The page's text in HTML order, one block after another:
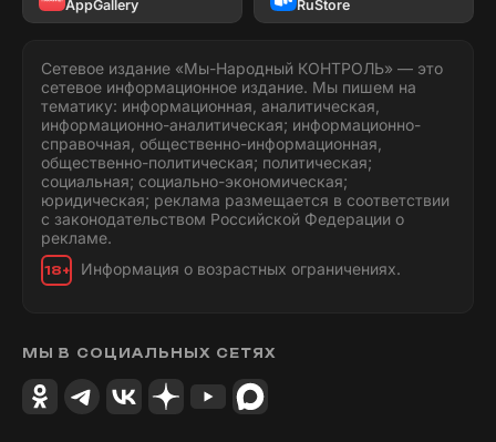
AppGallery RuStore
Сетевое издание «Мы-Народный КОНТРОЛЬ» — это
сетевое информационное издание. Мы пишем на
тематику: информационная, аналитическая,
информационно-аналитическая; информационно-
справочная, общественно-информационная,
общественно-политическая; политическая;
социальная; социально-экономическая;
юридическая; реклама размещается в соответствии
с законодательством Российской Федерации о
рекламе.
18+ Информация о возрастных ограничениях.
МЫ В СОЦИАЛЬНЫХ СЕТЯХ